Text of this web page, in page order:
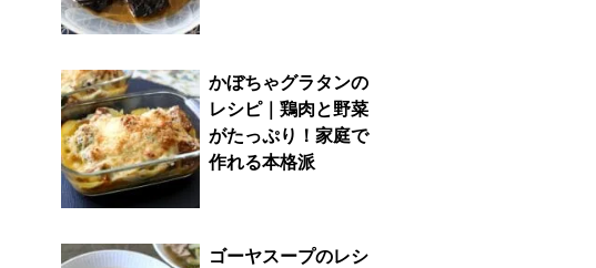
かぼちゃグラタンの
レシピ｜鶏肉と野菜
がたっぷり！家庭で
作れる本格派
ゴーヤスープのレシ